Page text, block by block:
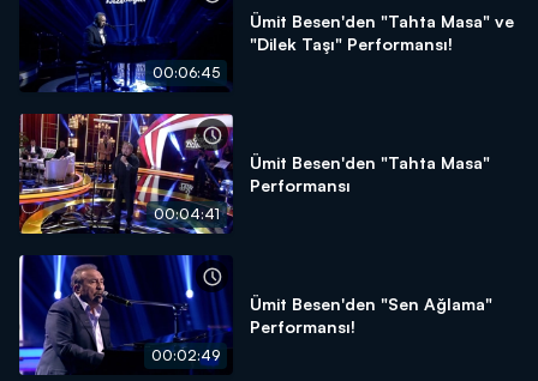
00:06:45
Ümit Besen'den "Tahta Masa" ve
"Dilek Taşı" Performansı!
00:04:41
Ümit Besen'den "Tahta Masa"
Performansı
00:02:49
Ümit Besen'den "Sen Ağlama"
Performansı!